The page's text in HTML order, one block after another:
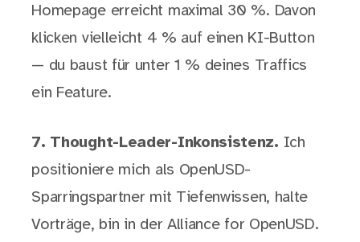
Homepage erreicht maximal 30 %. Davon
klicken vielleicht 4 % auf einen KI-Button
— du baust für unter 1 % deines Traffics
ein Feature.
7. Thought-Leader-Inkonsistenz. Ich
positioniere mich als OpenUSD-
Sparringspartner mit Tiefenwissen, halte
Vorträge, bin in der Alliance for OpenUSD.